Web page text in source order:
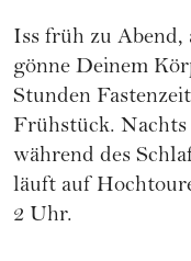
Iss früh zu Abend,
gönne Deinem
Stunden
Frühstück.
während des
läuft auf
2 Uhr.